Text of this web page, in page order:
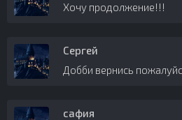
Хочу продолжение!!!
Сергей
Добби вернись
сафия